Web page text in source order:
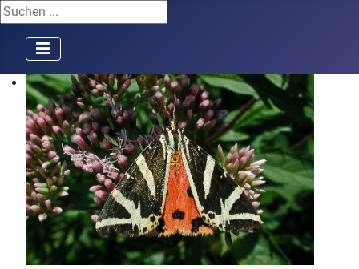
Suchen ...